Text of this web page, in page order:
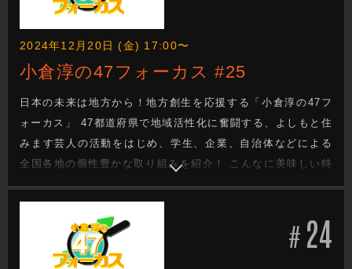
2024年12月20日 (金) 17:00〜
小倉淳の47フォーカス #25
日本の未来は地方から！地方創生を応援する「小倉淳の47フ
ォーカス」 47都道府県で地域活性化に奮闘する、よしもと住
みます芸人の活動をはじめ、学生、企業、自治体などによる
全国各地の個性豊かな取り組みを紹介！ こんなに美味しい特
産品があるのに・・・。 街の魅力をもっと知ってほし
い・・・。 でも、どうしたらいい？ 日本の未来を次世代へと
つなぐ地方創生成功へのヒントがきっと見つかる！
# 24